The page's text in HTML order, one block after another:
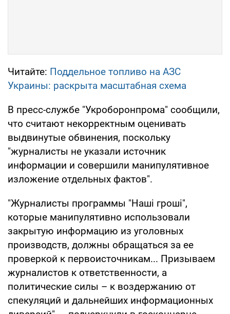
Читайте: Поддельное топливо на АЗС
Украины: раскрыта масштабная схема
В пресс-службе "Укроборонпрома" сообщили,
что считают некорректным оценивать
выдвинутые обвинения, поскольку
"журналисты не указали источник
информации и совершили манипулятивное
изложение отдельных фактов".
"Журналисты программы "Наші гроші",
которые манипулятивно использовали
закрытую информацию из уголовных
производств, должны обращаться за ее
проверкой к первоисточникам... Призываем
журналистов к ответственности, а
политические силы – к воздержанию от
спекуляций и дальнейших информационных